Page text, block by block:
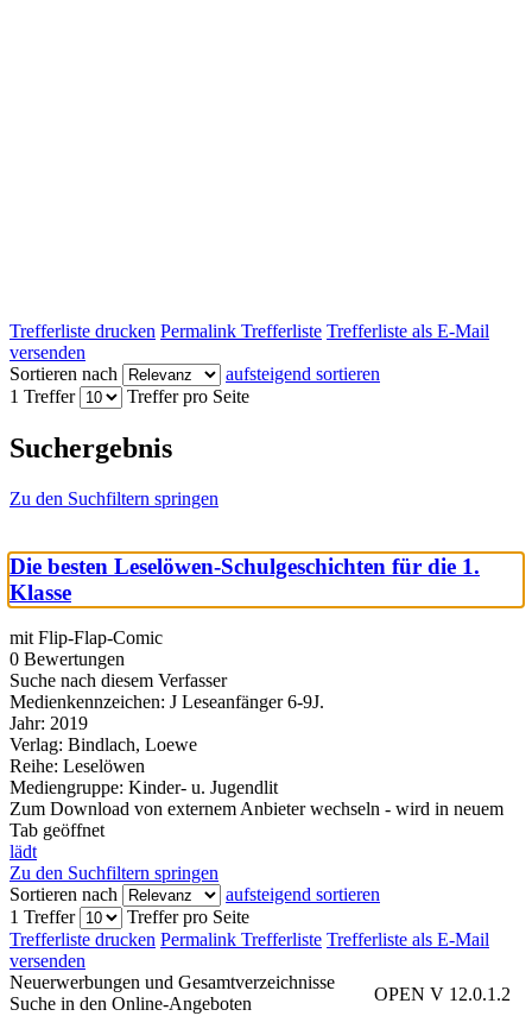
Trefferliste drucken Permalink Trefferliste Trefferliste als E-Mail
versenden
Sortieren nach
aufsteigend sortieren
1 Treffer
Treffer pro Seite
Suchergebnis
Zu den Suchfiltern springen
Die besten Leselöwen-Schulgeschichten für die 1.
Klasse
mit Flip-Flap-Comic
0 Bewertungen
Suche nach diesem Verfasser
Medienkennzeichen: J Leseanfänger 6-9J.
Jahr: 2019
Verlag: Bindlach, Loewe
Reihe: Leselöwen
Mediengruppe: Kinder- u. Jugendlit
Zum Download von externem Anbieter wechseln - wird in neuem
Tab geöffnet
lädt
Zu den Suchfiltern springen
Sortieren nach
aufsteigend sortieren
1 Treffer
Treffer pro Seite
Trefferliste drucken Permalink Trefferliste Trefferliste als E-Mail
versenden
OPEN V 12.0.1.2
Neuerwerbungen und Gesamtverzeichnisse
Suche in den Online-Angeboten